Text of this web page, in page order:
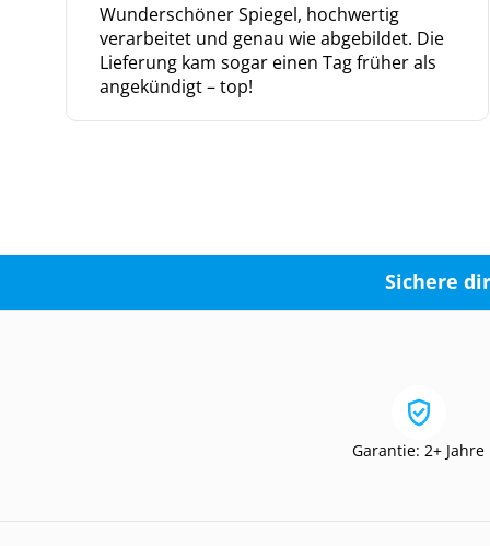
Wunderschöner Spiegel, hochwertig
verarbeitet und genau wie abgebildet. Die
Lieferung kam sogar einen Tag früher als
angekündigt – top!
Sichere
Garantie: 2+ Jahre